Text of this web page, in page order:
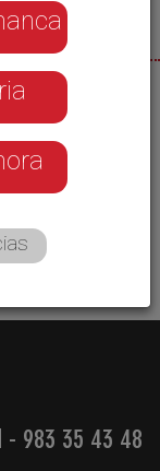
hasta el 5 de
de grafiti y
sobre
- 983 35 43 48